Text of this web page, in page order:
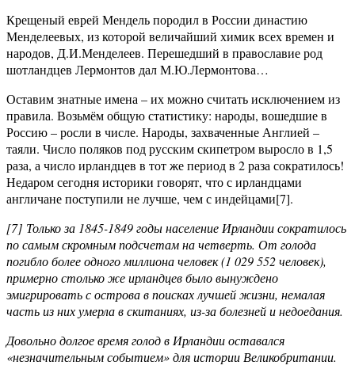
Крещеный еврей Мендель породил в России династию
Менделеевых, из которой величайший химик всех времен и
народов, Д.И.Менделеев. Перешедший в православие род
шотландцев Лермонтов дал М.Ю.Лермонтова…
Оставим знатные имена – их можно считать исключением из
правила. Возьмём общую статистику: народы, вошедшие в
Россию – росли в числе. Народы, захваченные Англией –
таяли. Число поляков под русским скипетром выросло в 1,5
раза, а число ирландцев в тот же период в 2 раза сократилось!
Недаром сегодня историки говорят, что с ирландцами
англичане поступили не лучше, чем с индейцами[7].
[7] Только за 1845-1849 годы население Ирландии сократилось
по самым скромным подсчетам на четверть. От голода
погибло более одного миллиона человек (1 029 552 человек),
примерно столько же ирландцев было вынуждено
эмигрировать с острова в поисках лучшей жизни, немалая
часть из них умерла в скитаниях, из-за болезней и недоедания.
Довольно долгое время голод в Ирландии оставался
«незначительным событием» для истории Великобритании.